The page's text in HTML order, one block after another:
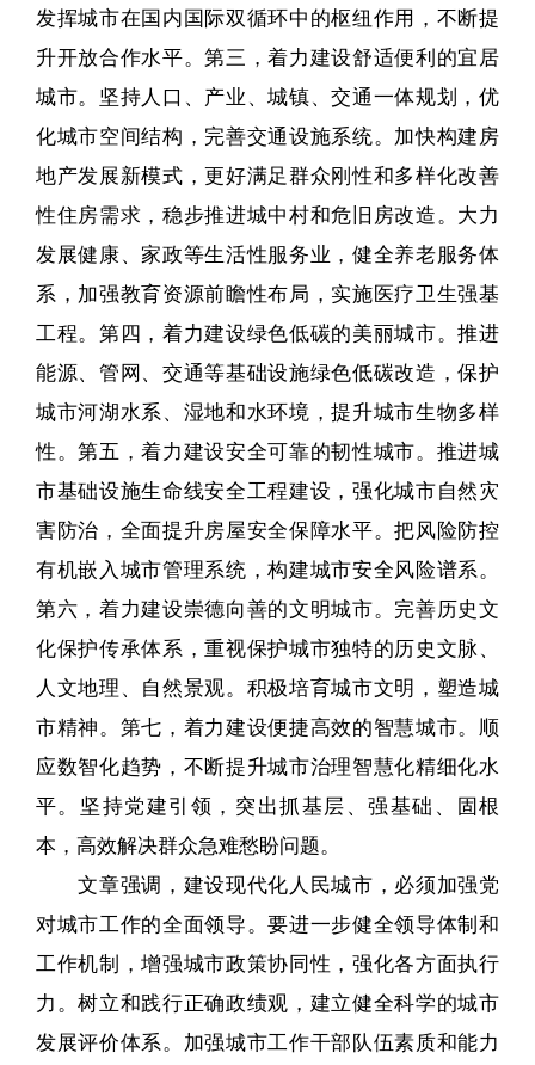
发挥城市在国内国际双循环中的枢纽作用，不断提
升开放合作水平。第三，着力建设舒适便利的宜居
城市。坚持人口、产业、城镇、交通一体规划，优
化城市空间结构，完善交通设施系统。加快构建房
地产发展新模式，更好满足群众刚性和多样化改善
性住房需求，稳步推进城中村和危旧房改造。大力
发展健康、家政等生活性服务业，健全养老服务体
系，加强教育资源前瞻性布局，实施医疗卫生强基
工程。第四，着力建设绿色低碳的美丽城市。推进
能源、管网、交通等基础设施绿色低碳改造，保护
城市河湖水系、湿地和水环境，提升城市生物多样
性。第五，着力建设安全可靠的韧性城市。推进城
市基础设施生命线安全工程建设，强化城市自然灾
害防治，全面提升房屋安全保障水平。把风险防控
有机嵌入城市管理系统，构建城市安全风险谱系。
第六，着力建设崇德向善的文明城市。完善历史文
化保护传承体系，重视保护城市独特的历史文脉、
人文地理、自然景观。积极培育城市文明，塑造城
市精神。第七，着力建设便捷高效的智慧城市。顺
应数智化趋势，不断提升城市治理智慧化精细化水
平。坚持党建引领，突出抓基层、强基础、固根
本，高效解决群众急难愁盼问题。
文章强调，建设现代化人民城市，必须加强党
对城市工作的全面领导。要进一步健全领导体制和
工作机制，增强城市政策协同性，强化各方面执行
力。树立和践行正确政绩观，建立健全科学的城市
发展评价体系。加强城市工作干部队伍素质和能力